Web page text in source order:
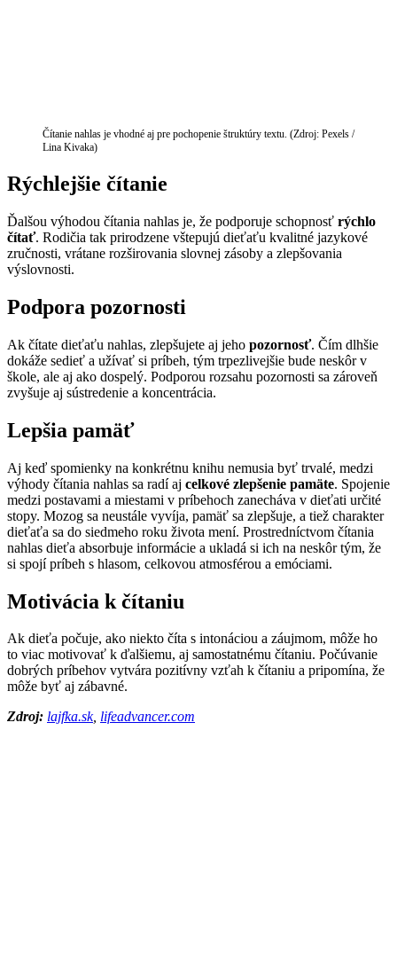
Čítanie nahlas je vhodné aj pre pochopenie štruktúry textu. (Zdroj: Pexels /
Lina Kivaka)
Rýchlejšie čítanie
Ďalšou výhodou čítania nahlas je, že podporuje schopnosť rýchlo
čítať. Rodičia tak prirodzene vštepujú dieťaťu kvalitné jazykové
zručnosti, vrátane rozširovania slovnej zásoby a zlepšovania
výslovnosti.
Podpora pozornosti
Ak čítate dieťaťu nahlas, zlepšujete aj jeho pozornosť. Čím dlhšie
dokáže sedieť a užívať si príbeh, tým trpezlivejšie bude neskôr v
škole, ale aj ako dospelý. Podporou rozsahu pozornosti sa zároveň
zvyšuje aj sústredenie a koncentrácia.
Lepšia pamäť
Aj keď spomienky na konkrétnu knihu nemusia byť trvalé, medzi
výhody čítania nahlas sa radí aj celkové zlepšenie pamäte. Spojenie
medzi postavami a miestami v príbehoch zanecháva v dieťati určité
stopy. Mozog sa neustále vyvíja, pamäť sa zlepšuje, a tiež charakter
dieťaťa sa do siedmeho roku života mení. Prostredníctvom čítania
nahlas dieťa absorbuje informácie a ukladá si ich na neskôr tým, že
si spojí príbeh s hlasom, celkovou atmosférou a emóciami.
Motivácia k čítaniu
Ak dieťa počuje, ako niekto číta s intonáciou a záujmom, môže ho
to viac motivovať k ďalšiemu, aj samostatnému čítaniu. Počúvanie
dobrých príbehov vytvára pozitívny vzťah k čítaniu a pripomína, že
môže byť aj zábavné.
Zdroj: lajfka.sk, lifeadvancer.com